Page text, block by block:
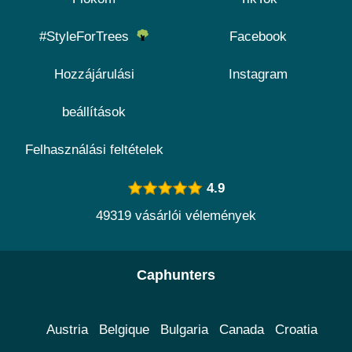
#StyleForTrees
Hozzájárulási
beállítások
Felhasználási feltételek
Facebook
Instagram
4.9
49319 vásárlói vélemények
Caphunters
Austria Belgique Bulgaria Canada Croatia